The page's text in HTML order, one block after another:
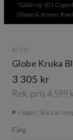
*Gäller ej: 101
Olsson & Jensen,
AYTM
Globe Kruka
3 305 kr
Rek. pris 4 599
I lager. Skickas
Färg